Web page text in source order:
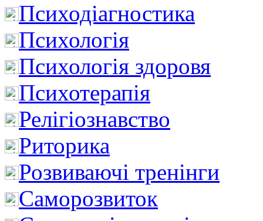
Психодіагностика
Психологія
Психологія здоровя
Психотерапія
Релігіознавство
Риторика
Розвиваючі тренінги
Саморозвиток